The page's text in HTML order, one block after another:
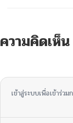
ความคิดเห็น
เข้าสู่ระบบเพื่อเข้าร่วม